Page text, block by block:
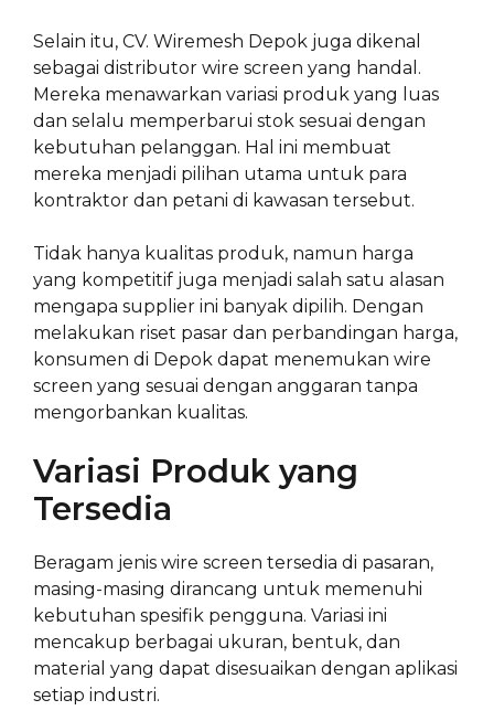
Selain itu, CV. Wiremesh Depok juga dikenal
sebagai distributor wire screen yang handal.
Mereka menawarkan variasi produk yang luas
dan selalu memperbarui stok sesuai dengan
kebutuhan pelanggan. Hal ini membuat
mereka menjadi pilihan utama untuk para
kontraktor dan petani di kawasan tersebut.
Tidak hanya kualitas produk, namun harga
yang kompetitif juga menjadi salah satu alasan
mengapa supplier ini banyak dipilih. Dengan
melakukan riset pasar dan perbandingan harga,
konsumen di Depok dapat menemukan wire
screen yang sesuai dengan anggaran tanpa
mengorbankan kualitas.
Variasi Produk yang
Tersedia
Beragam jenis wire screen tersedia di pasaran,
masing-masing dirancang untuk memenuhi
kebutuhan spesifik pengguna. Variasi ini
mencakup berbagai ukuran, bentuk, dan
material yang dapat disesuaikan dengan aplikasi
setiap industri.